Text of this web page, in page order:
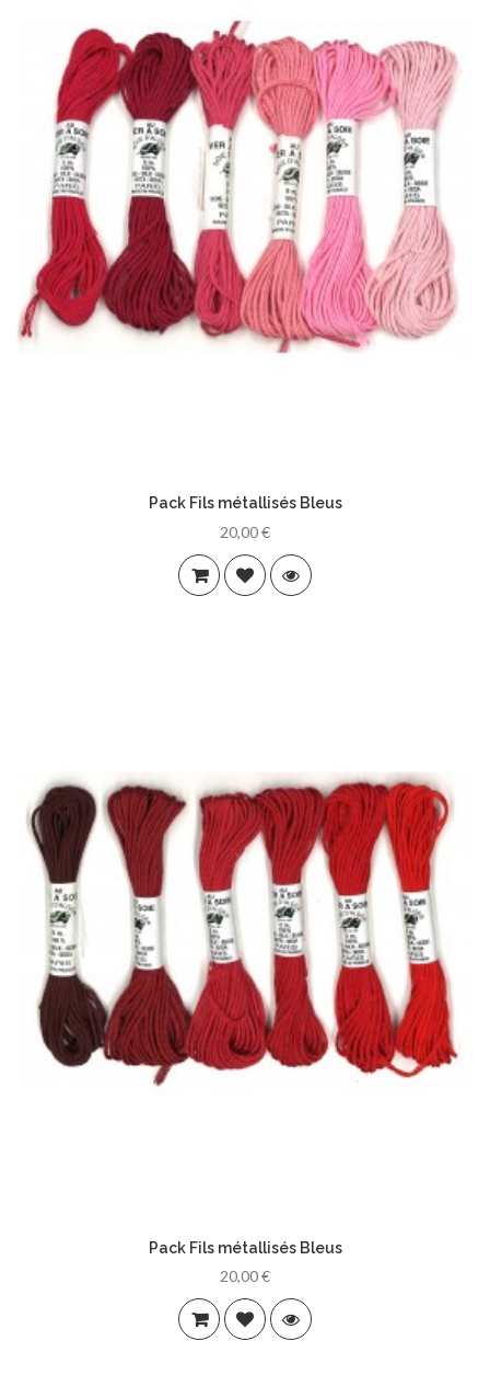
Pack Fils métallisés Bleus
20,00 €
Pack Fils métallisés Bleus
20,00 €